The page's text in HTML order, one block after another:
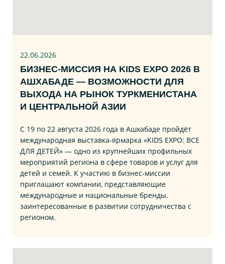
22.06.2026
БИЗНЕС‑МИССИЯ НА KIDS EXPO 2026 В
АШХАБАДЕ — ВОЗМОЖНОСТИ ДЛЯ
ВЫХОДА НА РЫНОК ТУРКМЕНИСТАНА
И ЦЕНТРАЛЬНОЙ АЗИИ
С 19 по 22 августа 2026 года в Ашхабаде пройдёт
международная выставка‑ярмарка «KIDS EXPO: ВСЕ
ДЛЯ ДЕТЕЙ» — одно из крупнейших профильных
мероприятий региона в сфере товаров и услуг для
детей и семей. К участию в бизнес‑миссии
приглашают компании, представляющие
международные и национальные бренды,
заинтересованные в развитии сотрудничества с
регионом.